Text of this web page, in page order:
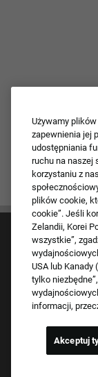
Używamy
zapewnienia jej
udostępniania
ruchu na naszej
korzystaniu z
plików cookie,
cookie”. Jeśli
Zelandii, Korei
wszystkie”,
USA lub Kanady
tylko
informacji,
Akceptuj